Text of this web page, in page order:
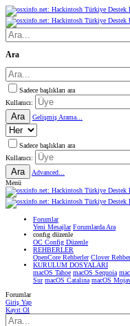
Ara
Sadece başlıkları ara
Kullanıcı:
Ara Gelişmiş Arama...
Sadece başlıkları ara
Kullanıcı:
Ara
Advanced...
Menü
Forumlar
Yeni Mesajlar Forumlarda Ara
confıg düzenle
OC Config Düzenle
REHBERLER
OpenCore Rehberler Clover
KURULUM DOSYALARI
macOS Tahoe macOS Sequoia
Sur macOS Catalina macOS
Forumlar
Giriş Yap
Kayıt Ol